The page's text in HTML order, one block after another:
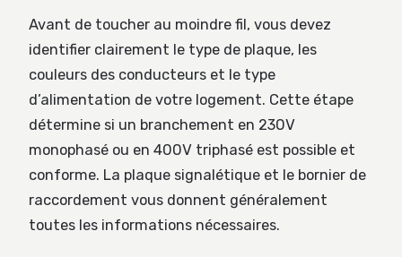
Avant de toucher au moindre fil, vous devez
identifier clairement le type de plaque, les
couleurs des conducteurs et le type
d’alimentation de votre logement. Cette étape
détermine si un branchement en 230V
monophasé ou en 400V triphasé est possible et
conforme. La plaque signalétique et le bornier de
raccordement vous donnent généralement
toutes les informations nécessaires.